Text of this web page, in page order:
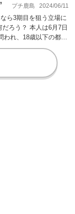
プチ鹿島 2024/06/11
ら3期目を狙う立場に
ろう？ 本人は6月7日
われ、18歳以下の都民